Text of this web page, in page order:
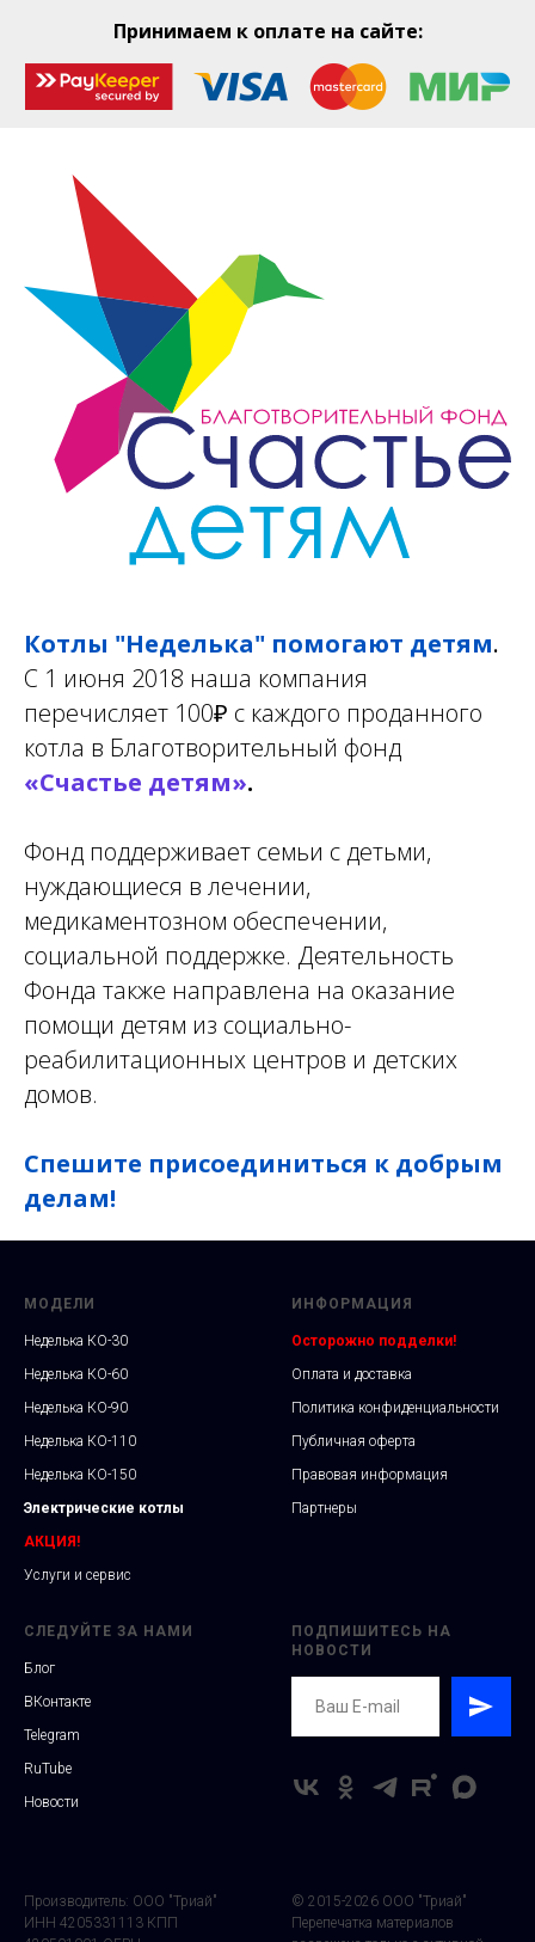
Принимаем к оплате на сайте:
Котлы "Неделька" помогают детям.
С 1 июня 2018 наша компания
перечисляет 100₽ с каждого проданного
котла в Благотворительный фонд
«Счастье детям».
Фонд поддерживает семьи с детьми,
нуждающиеся в лечении,
медикаментозном обеспечении,
социальной поддержке. Деятельность
Фонда также направлена на оказание
помощи детям из социально-
реабилитационных центров и детских
домов.
Спешите присоединиться к добрым
делам!
МОДЕЛИ
Неделька КО-30
Неделька КО-60
Неделька КО-90
Неделька КО-110
Неделька КО-150
Электрические котлы
АКЦИЯ!
Услуги и сервис
ИНФОРМАЦИЯ
Осторожно подделки!
Оплата и доставка
Политика конфиденциальности
Публичная оферта
Правовая информация
Партнеры
СЛЕДУЙТЕ ЗА НАМИ
Блог
ВКонтакте
Telegram
RuTube
Новости
ПОДПИШИТЕСЬ НА
НОВОСТИ
Производитель: ООО "Триай"
ИНН 4205331113 КПП
© 2015-2026 ООО "Триай"
Перепечатка материалов